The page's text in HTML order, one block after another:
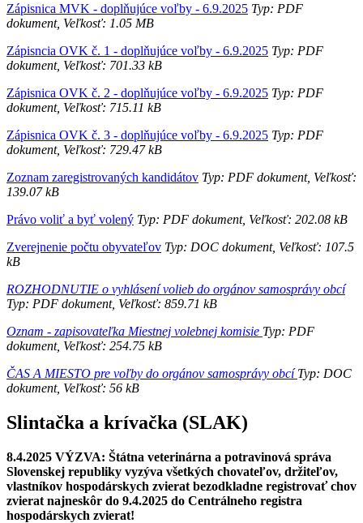
Zápisnica MVK - doplňujúce voľby - 6.9.2025 Typ: PDF
dokument, Veľkosť: 1.05 MB
Zápisncia OVK č. 1 - doplňujúce voľby - 6.9.2025 Typ: PDF
dokument, Veľkosť: 701.33 kB
Zápisnica OVK č. 2 - doplňujúce voľby - 6.9.2025 Typ: PDF
dokument, Veľkosť: 715.11 kB
Zápisnica OVK č. 3 - doplňujúce voľby - 6.9.2025 Typ: PDF
dokument, Veľkosť: 729.47 kB
Zoznam zaregistrovaných kandidátov Typ: PDF dokument, Veľkosť:
139.07 kB
Právo voliť a byť volený Typ: PDF dokument, Veľkosť: 202.08 kB
Zverejnenie počtu obyvateľov Typ: DOC dokument, Veľkosť: 107.5
kB
ROZHODNUTIE o vyhlásení volieb do orgánov samosprávy obcí
Typ: PDF dokument, Veľkosť: 859.71 kB
Oznam - zapisovateľka Miestnej volebnej komisie Typ: PDF
dokument, Veľkosť: 254.75 kB
ČAS A MIESTO pre voľby do orgánov samosprávy obcíTyp: DOC
dokument, Veľkosť: 56 kB
Slintačka a krívačka (SLAK)
8.4.2025 VÝZVA: Štátna veterinárna a potravinová správa
Slovenskej republiky vyzýva všetkých chovateľov, držiteľov,
vlastníkov hospodárskych zvierat bezodkladne registrovať chov
zvierat najneskôr do 9.4.2025 do Centrálneho registra
hospodárskych zvierat!